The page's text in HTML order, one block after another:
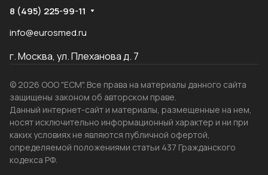
8 (495) 225-99-11
info@eurosmed.ru
г. Москва, ул. Плеханова д. 7
© 2026 ООО "ЕСМ". Все права на материалы данного сайта
защищены законом об авторском праве.
Данный интернет-сайт и материалы, размещенные на нем,
носят исключительно информационный характер и ни при
каких условиях не являются публичной офертой,
определяемой положениями статьи 437 Гражданского
кодекса РФ.